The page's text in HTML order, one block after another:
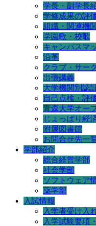
学長・副学長
学修成果の評
組織・関連機
学園歌・校歌
キャンパスマ
沿革
クラブ・サー
出張講義
大学機関別認
自己点検・評
青森大学オー
じょっぱり経
附属図書館
お問合せ先一
学部紹介
総合経営学部
社会学部
ソフトウェア
薬学部
入試情報
入学者受け入
入学試験要項